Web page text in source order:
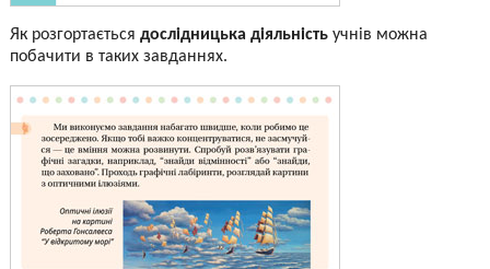
Як розгортається дослідницька діяльністьучнів можна
побачити в таких завданнях.